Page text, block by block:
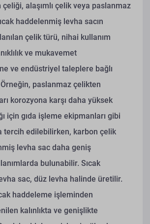
alaşımlı çelik veya paslanmaz
haddelenmiş levha sacın
çelik türü, nihai kullanım
ve mukavemet
ve endüstriyel taleplere bağlı
paslanmaz çelikten
korozyona karşı daha yüksek
için gıda işleme ekipmanları gibi
tercih edilebilirken, karbon çelik
levha sac daha geniş
bulunabilir. Sıcak
sac, düz levha halinde üretilir.
haddeleme işleminden
kalınlıkta ve genişlikte